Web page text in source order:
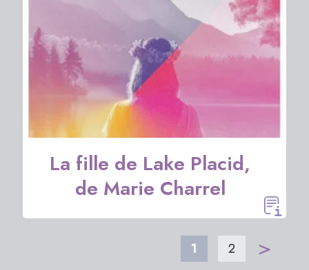
La fille de Lake Placid,
de Marie Charrel
1 2 >